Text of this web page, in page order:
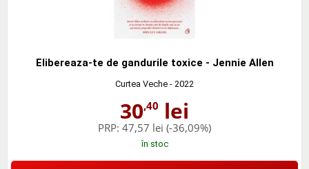
Elibereaza-te de gandurile toxice - Jennie Allen
Curtea Veche - 2022
30,40 lei
PRP: 47,57 lei (-36,09%)
în stoc